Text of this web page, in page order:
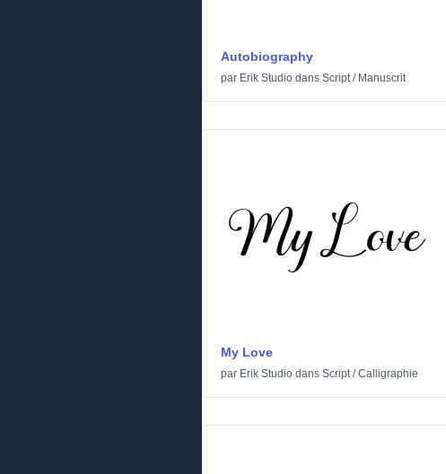
Autobiography
par Erik Studio dans Script/ Manuscrit
My Love
par Erik Studio dans Script/Calligraphie